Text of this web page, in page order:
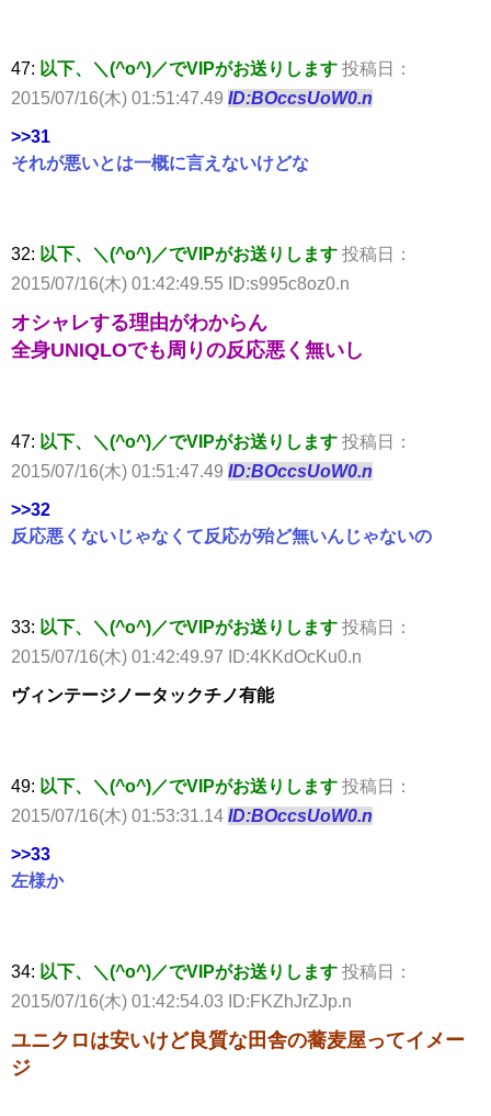
47: 以下、＼(^o^)／でVIPがお送りします 投稿日：
2015/07/16(木) 01:51:47.49 ID:BOccsUoW0.n
>>31
それが悪いとは一概に言えないけどな
32: 以下、＼(^o^)／でVIPがお送りします 投稿日：
2015/07/16(木) 01:42:49.55 ID:s995c8oz0.n
オシャレする理由がわからん
全身UNIQLOでも周りの反応悪く無いし
47: 以下、＼(^o^)／でVIPがお送りします 投稿日：
2015/07/16(木) 01:51:47.49 ID:BOccsUoW0.n
>>32
反応悪くないじゃなくて反応が殆ど無いんじゃないの
33: 以下、＼(^o^)／でVIPがお送りします 投稿日：
2015/07/16(木) 01:42:49.97 ID:4KKdOcKu0.n
ヴィンテージノータックチノ有能
49: 以下、＼(^o^)／でVIPがお送りします 投稿日：
2015/07/16(木) 01:53:31.14 ID:BOccsUoW0.n
>>33
左様か
34: 以下、＼(^o^)／でVIPがお送りします 投稿日：
2015/07/16(木) 01:42:54.03 ID:FKZhJrZJp.n
ユニクロは安いけど良質な田舎の蕎麦屋ってイメー
ジ